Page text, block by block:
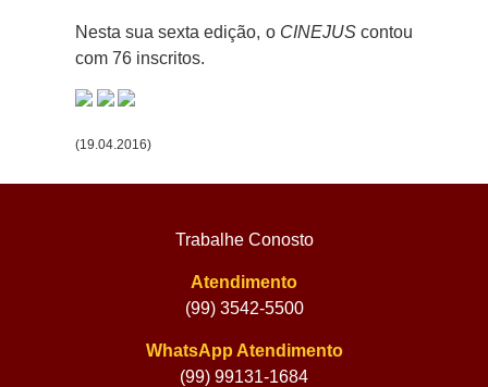
Nesta sua sexta edição, o CINEJUScontou
com 76 inscritos.
(19.04.2016)
Trabalhe Conosto
Atendimento
(99) 3542-5500
WhatsApp Atendimento
(99) 99131-1684